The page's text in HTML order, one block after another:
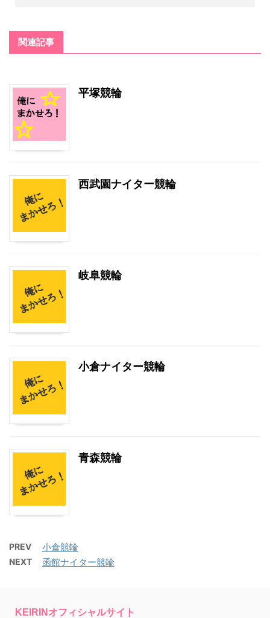
関連記事
平塚競輪
西武園ナイター競輪
岐阜競輪
小倉ナイター競輪
青森競輪
PREV 小倉競輪
NEXT 函館ナイター競輪
KEIRINオフィシャルサイト